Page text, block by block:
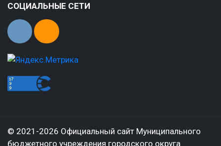
СОЦИАЛЬНЫЕ СЕТИ
© 2021-2026 Официальный сайт Муниципального
бюджетного учреждения городского округа